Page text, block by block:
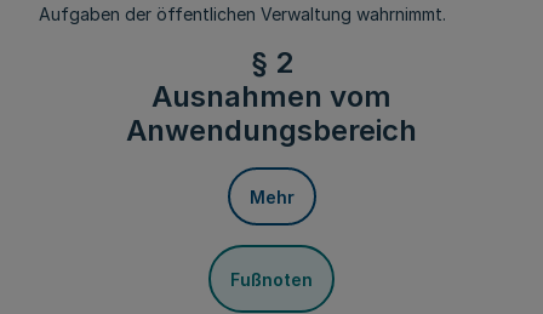
Aufgaben der öffentlichen Verwaltung wahrnimmt.
§ 2
Ausnahmen vom
Anwendungsbereich
Mehr
Fußnoten